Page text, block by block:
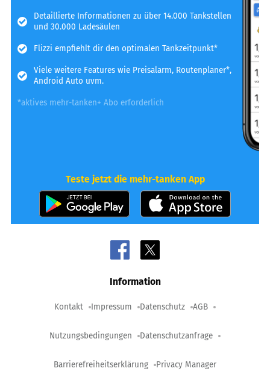
Detaillierte Informationen zu über 14.000 Tankstellen
und 30.000 Ladesäulen
Flizzi empfiehlt dir den optimalen Tankzeitpunkt*
Viele weitere Features wie Preisalarm, Routenplaner*,
Android Auto uvm.
*aktives mehr-tanken+ Abo erforderlich
Teste jetzt die mehr-tanken App
Information
Kontakt Impressum Datenschutz AGB
Nutzungsbedingungen Datenschutzanfrage
Barrierefreiheitserklärung Privacy Manager